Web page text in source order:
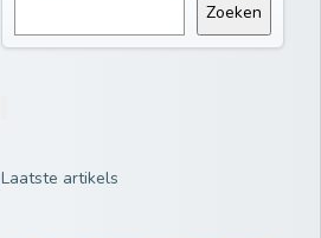
Zoeken
Laatste artikels